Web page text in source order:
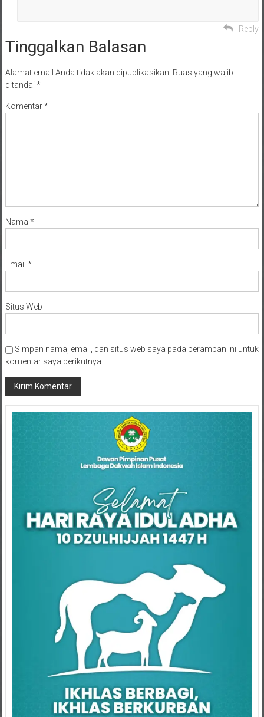
Reply
Tinggalkan Balasan
Alamat email Anda tidak akan dipublikasikan. Ruas yang wajib
ditandai *
Komentar*
Nama *
Email *
Situs Web
Simpan nama, email, dan situs web saya pada peramban ini untuk
komentar saya berikutnya.